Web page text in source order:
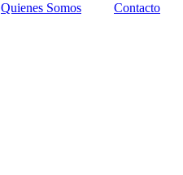
Quienes Somos Contacto